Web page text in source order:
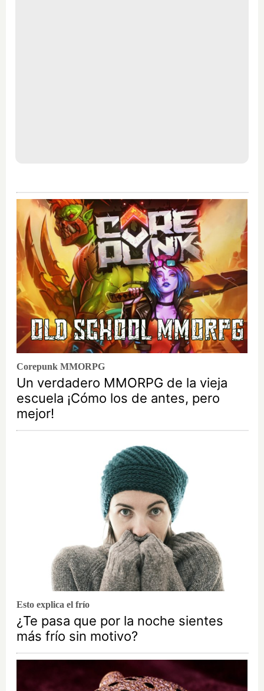
Corepunk MMORPG
Un verdadero MMORPG de la vieja
escuela ¡Cómo los de antes, pero
mejor!
Esto explica el frío
¿Te pasa que por la noche sientes
más frío sin motivo?